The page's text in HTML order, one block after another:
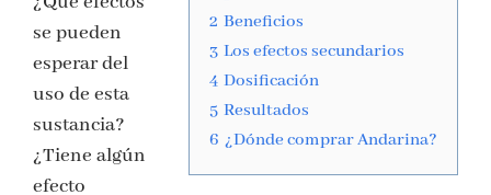
2 Beneficios
3 Los efectos secundarios
4 Dosificación
5 Resultados
6 ¿Dónde comprar Andarina?
se pueden
esperar del
uso de esta
sustancia?
¿Tiene algún
efecto